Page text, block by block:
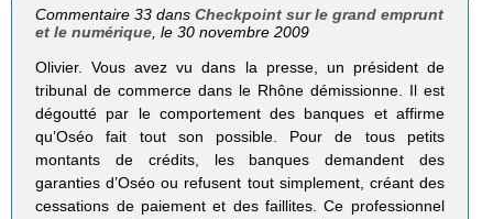
Commentaire 33 dansCheckpoint sur le grand emprunt
et le numérique , le 30 novembre 2009
Olivier. Vous avez vu dans la presse, un président de
tribunal de commerce dans le Rhône démissionne. Il est
dégoutté par le comportement des banques et affirme
qu’Oséo fait tout son possible. Pour de tous petits
montants de crédits, les banques demandent des
garanties d’Oséo ou refusent tout simplement, créant des
cessations de paiement et des faillites. Ce professionnel